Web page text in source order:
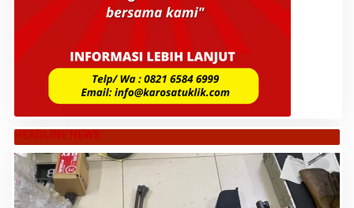
HEADLINE NEWS